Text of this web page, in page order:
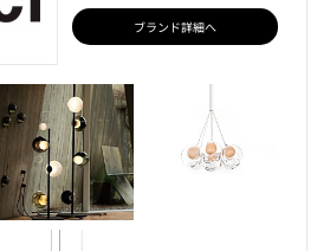
ブランド詳細へ